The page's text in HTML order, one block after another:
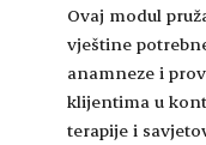
Ovaj modul
vještine
anamneze i
klijentima u
terapije i